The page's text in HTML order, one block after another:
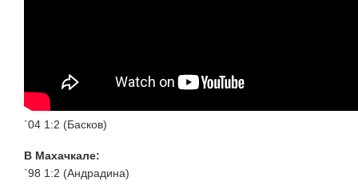
`04 1:2 (Басков)
В Махачкале:
`98 1:2 (Андрадина)